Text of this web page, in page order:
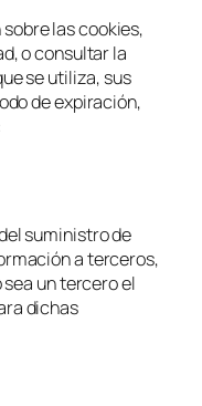
las cookies,
o consultar la
se utiliza, sus
de expiración,
suministro de
a terceros,
sea un tercero el
dichas